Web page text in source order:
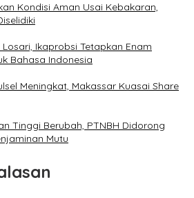
Kondisi Aman Usai Kebakaran,
Ikaprobsi Tetapkan Enam
Bahasa Indonesia
Meningkat, Makassar Kuasai Share
Tinggi Berubah, PTNBH Didorong
Mutu